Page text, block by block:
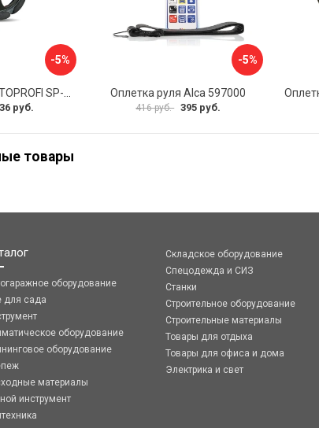
-5%
руб.
-5%
Оплетка руля Alca 597000
416 руб. 395 руб.
товары
оборудование
для сада
оборудование
оборудование
материалы
инструмент
Складское оборудование
Спецодежда и СИЗ
Станки
Строительное оборудование
Строительные материалы
Товары для отдыха
Товары для офиса и дома
Электрика и свет